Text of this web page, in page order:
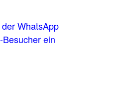
WhatsApp
ein